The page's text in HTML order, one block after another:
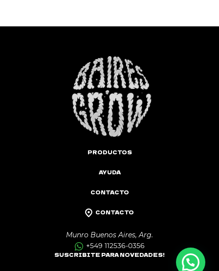
PRODUCTOS
AYUDA
CONTACTO
CONTACTO
Munro Buenos Aires, Arg.
+549 112536-0356
SUSCRIBITE PARA NOVEDADES!